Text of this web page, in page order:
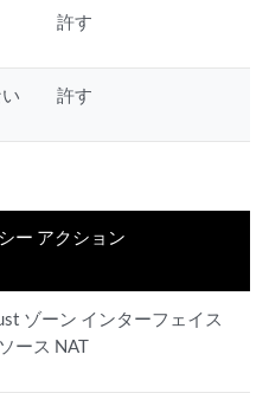
許す
許す
ー アクション
ゾーン インターフェイス
ース NAT